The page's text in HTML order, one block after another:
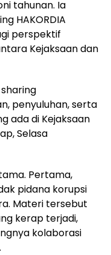
tahunan. Ia
HAKORDIA
perspektif
Kejaksaan dan
penyuluhan, serta
ada di Kejaksaan
Selasa
Pertama,
pidana korupsi
Materi tersebut
kerap terjadi,
kolaborasi